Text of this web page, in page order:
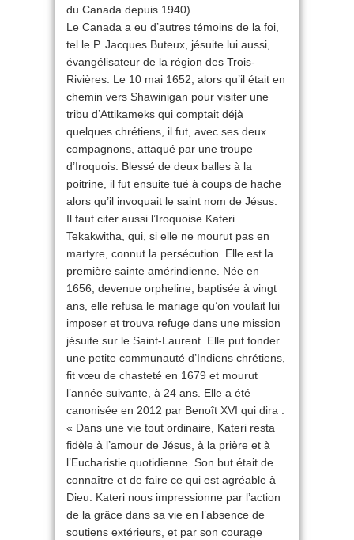
du Canada depuis 1940).
Le Canada a eu d’autres témoins de la foi,
tel le P. Jacques Buteux, jésuite lui aussi,
évangélisateur de la région des Trois-
Rivières. Le 10 mai 1652, alors qu’il était en
chemin vers Shawinigan pour visiter une
tribu d’Attikameks qui comptait déjà
quelques chrétiens, il fut, avec ses deux
compagnons, attaqué par une troupe
d’Iroquois. Blessé de deux balles à la
poitrine, il fut ensuite tué à coups de hache
alors qu’il invoquait le saint nom de Jésus.
Il faut citer aussi l’Iroquoise Kateri
Tekakwitha, qui, si elle ne mourut pas en
martyre, connut la persécution. Elle est la
première sainte amérindienne. Née en
1656, devenue orpheline, baptisée à vingt
ans, elle refusa le mariage qu’on voulait lui
imposer et trouva refuge dans une mission
jésuite sur le Saint-Laurent. Elle put fonder
une petite communauté d’Indiens chrétiens,
fit vœu de chasteté en 1679 et mourut
l’année suivante, à 24 ans. Elle a été
canonisée en 2012 par Benoît XVI qui dira :
« Dans une vie tout ordinaire, Kateri resta
fidèle à l’amour de Jésus, à la prière et à
l’Eucharistie quotidienne. Son but était de
connaître et de faire ce qui est agréable à
Dieu. Kateri nous impressionne par l’action
de la grâce dans sa vie en l’absence de
soutiens extérieurs, et par son courage